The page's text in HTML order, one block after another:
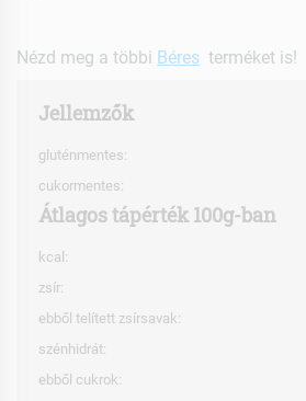
Nézd meg a többi Béres terméket is!
Jellemzők
gluténmentes:
cukormentes:
Átlagos tápérték 100g-ban
kcal:
zsír:
ebből telített zsírsavak:
szénhidrát:
ebből cukrok: